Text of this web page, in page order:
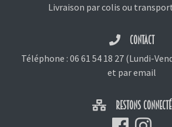
Livraison par colis ou
CONTACT
Téléphone : 06 61 54 18 27(Lundi-
et par email
RESTONS CONNECTÉ